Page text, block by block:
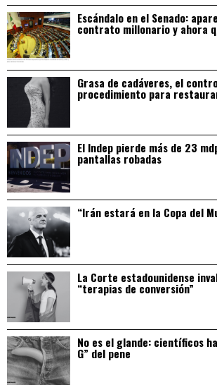
Escándalo en el Senado:
contrato millonario y ahora
Grasa de cadáveres, el
procedimiento para
El Indep pierde más de 23
pantallas robadas
“Irán estará en la Copa del
La Corte estadounidense
“terapias de conversión”
No es el glande: científicos
G” del pene